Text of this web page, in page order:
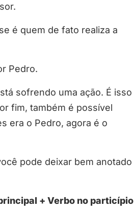
é quem de fato realiza a
Pedro.
sofrendo uma ação. É isso
fim, também é possível
era o Pedro, agora é o
pode deixar bem anotado
+ Verbo no particípio